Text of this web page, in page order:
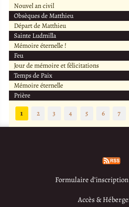
Nouvel an civil
Obsèques de Matthieu
Départ de Matthieu
Sainte Ludmilla
Mémoire éternelle !
Feu
Jour de mémoire et félicitations
Temps de Paix
Mémoire éternelle
Prière
1
2 3 4 5 6 7
Formulaire
Accès &